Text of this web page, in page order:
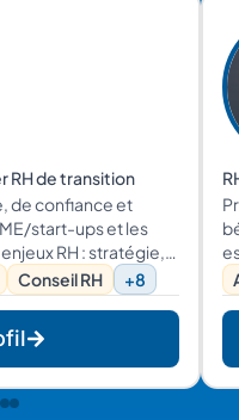
RH de transition
de confiance et
start-ups et les
RH : stratégie,
et projets RH !
Conseil RH +8